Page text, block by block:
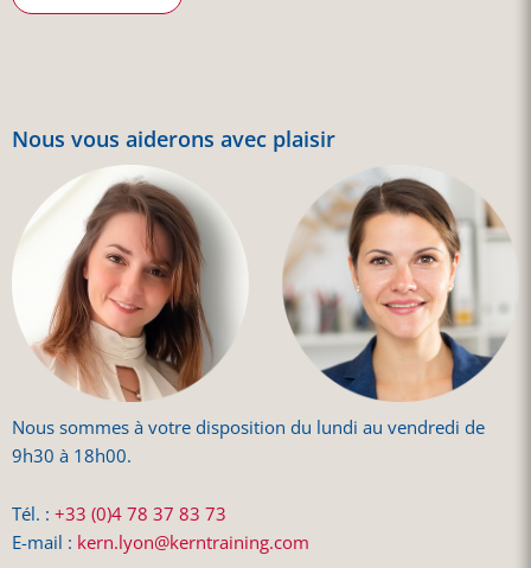
Nous vous aiderons avec plaisir
Nous sommes à votre disposition du lundi au vendredi de
9h30 à 18h00.
Tél. : +33 (0)4 78 37 83 73
E-mail : kern.lyon@kerntraining.com